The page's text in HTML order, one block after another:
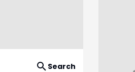
Search